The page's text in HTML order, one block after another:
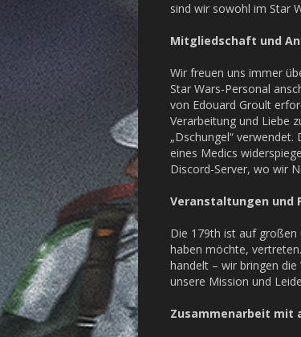
sind wir sowohl im Star
Mitgliedschaft und
Wir freuen uns immer
Star Wars-Personal
von Edouard Groult
Verarbeitung und Liebe
„Dschungel“
eines Medics
Discord-Server, wo wir
Veranstaltungen und
Die 179th ist auf großen
haben möchte,
handelt – wir bringen
unsere Mission und
Zusammenarbeit mit